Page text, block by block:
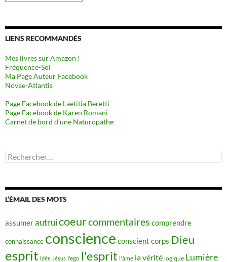
LIENS RECOMMANDÉS
Mes livres sur Amazon !
Fréquence-Soi
Ma Page Auteur Facebook
Novae-Atlantis
Page Facebook de Laetitia Beretti
Page Facebook de Karen Romani
Carnet de bord d’une Naturopathe
Rechercher :
L’ÉMAIL DES MOTS
assumerautruicoeurcommentaires comprendre
connaissance conscience conscient corps Dieu
esprit idée Jésus l'ego l'esprit l'âme la vérité logique Lumière